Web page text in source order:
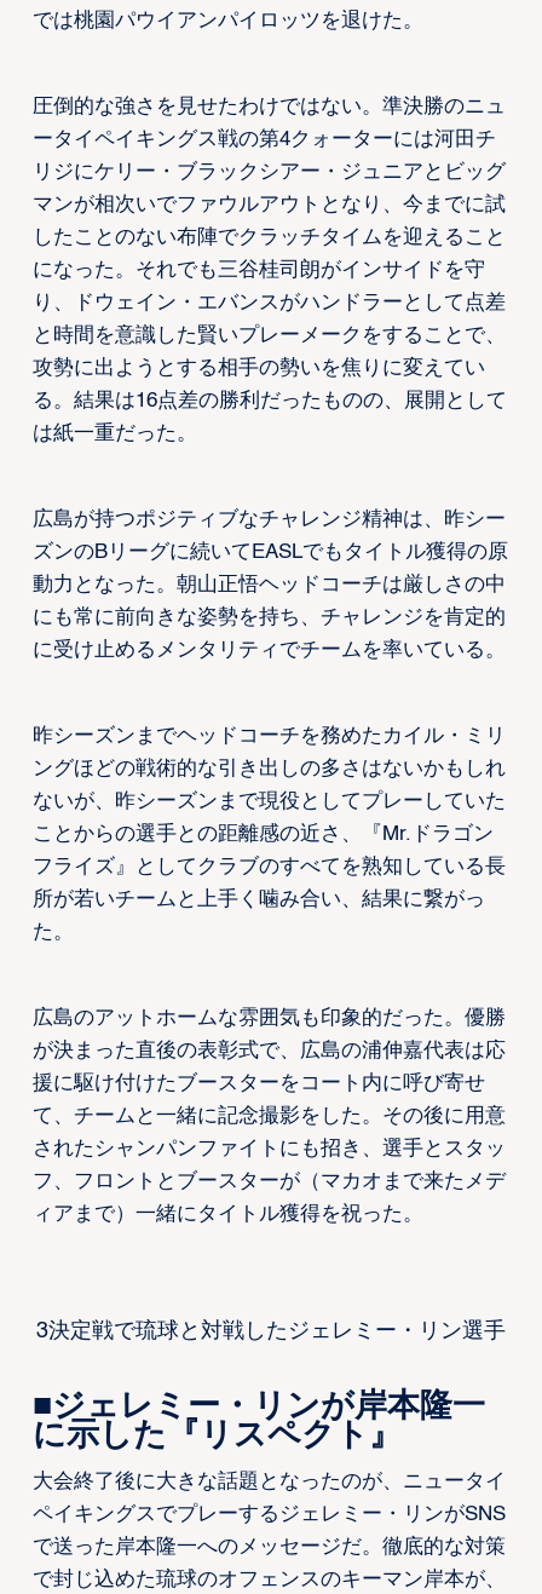
では桃園パウイアンパイロッツを退けた。
圧倒的な強さを見せたわけではない。準決勝のニュ
ータイペイキングス戦の第4クォーターには河田チ
リジにケリー・ブラックシアー・ジュニアとビッグ
マンが相次いでファウルアウトとなり、今までに試
したことのない布陣でクラッチタイムを迎えること
になった。それでも三谷桂司朗がインサイドを守
り、ドウェイン・エバンスがハンドラーとして点差
と時間を意識した賢いプレーメークをすることで、
攻勢に出ようとする相手の勢いを焦りに変えてい
る。結果は16点差の勝利だったものの、展開として
は紙一重だった。
広島が持つポジティブなチャレンジ精神は、昨シー
ズンのBリーグに続いてEASLでもタイトル獲得の原
動力となった。朝山正悟ヘッドコーチは厳しさの中
にも常に前向きな姿勢を持ち、チャレンジを肯定的
に受け止めるメンタリティでチームを率いている。
昨シーズンまでヘッドコーチを務めたカイル・ミリ
ングほどの戦術的な引き出しの多さはないかもしれ
ないが、昨シーズンまで現役としてプレーしていた
ことからの選手との距離感の近さ、『Mr.ドラゴン
フライズ』としてクラブのすべてを熟知している長
所が若いチームと上手く噛み合い、結果に繋がっ
た。
広島のアットホームな雰囲気も印象的だった。優勝
が決まった直後の表彰式で、広島の浦伸嘉代表は応
援に駆け付けたブースターをコート内に呼び寄せ
て、チームと一緒に記念撮影をした。その後に用意
されたシャンパンファイトにも招き、選手とスタッ
フ、フロントとブースターが（マカオまで来たメデ
ィアまで）一緒にタイトル獲得を祝った。
3決定戦で琉球と対戦したジェレミー・リン選手
■ジェレミー・リンが岸本隆一
に示した『リスペクト』
大会終了後に大きな話題となったのが、ニュータイ
ペイキングスでプレーするジェレミー・リンがSNS
で送った岸本隆一へのメッセージだ。徹底的な対策
で封じ込めた琉球のオフェンスのキーマン岸本が、